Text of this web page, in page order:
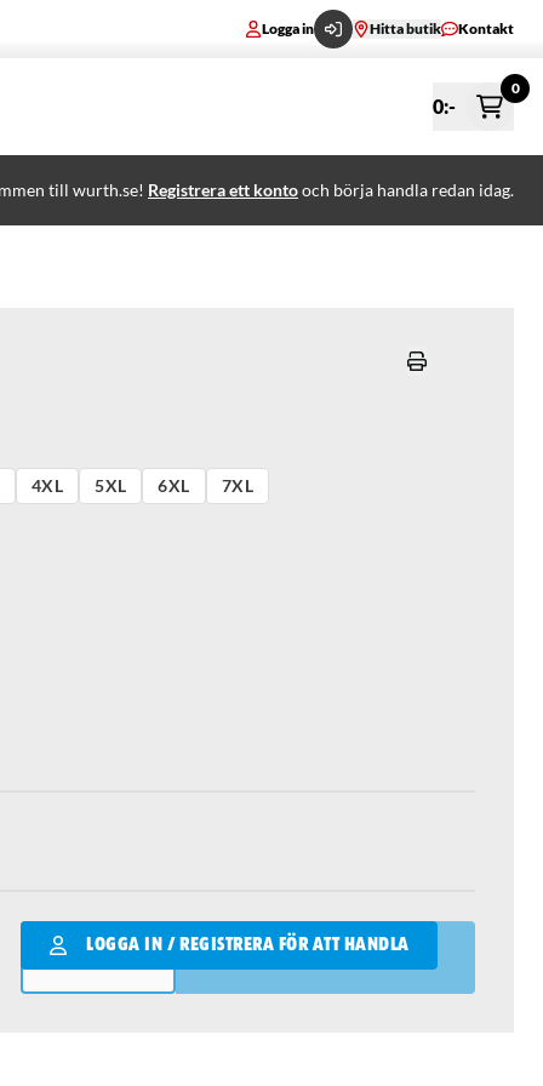
Logga in Hitta butik Kontakt
0:-
0
till wurth.se! Registrera ett kontooch börja handla redan idag.
4XL 5XL 6XL 7XL
LOGGA IN / REGISTRERA FÖR ATT HANDLA
Qantity
LÄGG I VARUKORGEN